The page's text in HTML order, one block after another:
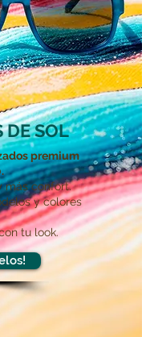
premium
más confort.
y colores
tu look.
DE SOL